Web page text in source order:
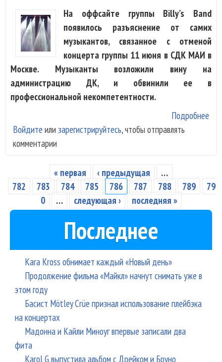
На оффсайте группы Billy’s Band
появилось разъяснение от самих
музыкантов, связанное с отменой
концерта группы 11 июня в СДК МАИ в
Москве. Музыканты возложили вину на
администрацию ДК, и обвинили ее в
профессиональной некомпетентности.
Подробнее
Войдите или зарегистрируйтесь, чтобы отправлять
комментарии
Страницы
« первая ‹ предыдущая
…
782
783 784 785 786 787 788 789
79
0
… следующая › последняя »
Последнее
Kara Kross обнимает каждый «Новый день»
Продолжение фильма «Майкл» начнут снимать уже в
этом году
Басист Mötley Crüe признал использование плейбэка
на концертах
Мадонна и Кайли Миноуг впервые записали два
фита
Karol G выпустила альбом с Дрейком и Бруно